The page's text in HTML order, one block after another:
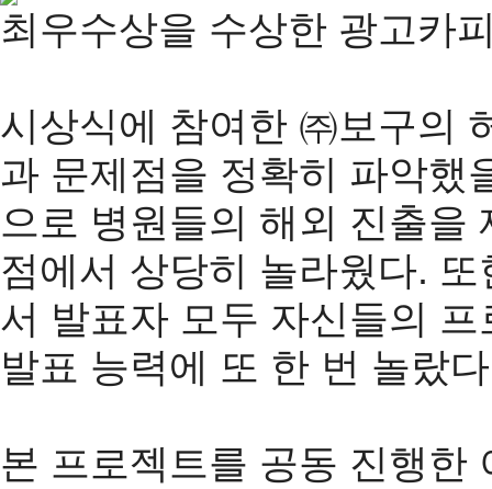
최우수상을 수상한 광고카
시상식에 참여한 ㈜보구의
과 문제점을 정확히 파악했
으로 병원들의 해외 진출을
점에서 상당히 놀라웠다.
서 발표자 모두 자신들의
발표 능력에 또 한 번 놀랐
본 프로젝트를 공동 진행한